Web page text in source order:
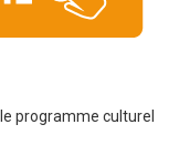
le programme culturel